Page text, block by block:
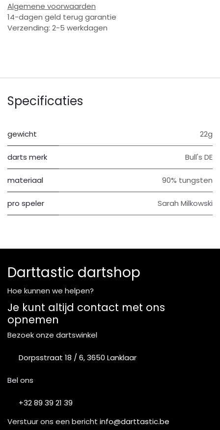
Algemene voorwaarden
14-dagen geld terug garantie
Verzending: 2-5 werkdagen
Specificaties
gewicht 22g
darts merk Bull's DE
materiaal 90% tungsten
pro speler Sarah Milkowski
Darttastic dartshop
Hoe kunnen we helpen?
Je kunt altijd contact met ons
opnemen
Bezoek onze dartswinkel
Dorpsstraat 18 / 6, 3650 Lanklaar
Bel ons
+32 89 39 21 39
Verstuur ons een bericht info@darttastic.be